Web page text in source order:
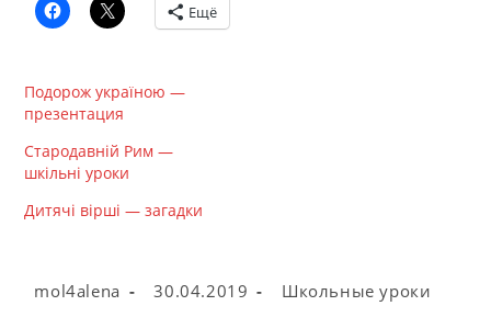
Ещё
Подорож україною —
презентация
Стародавній Рим —
шкільні уроки
Дитячі вірші — загадки
Автор
mol4alena
Запись
30.04.2019
Рубрика
Школьные уроки